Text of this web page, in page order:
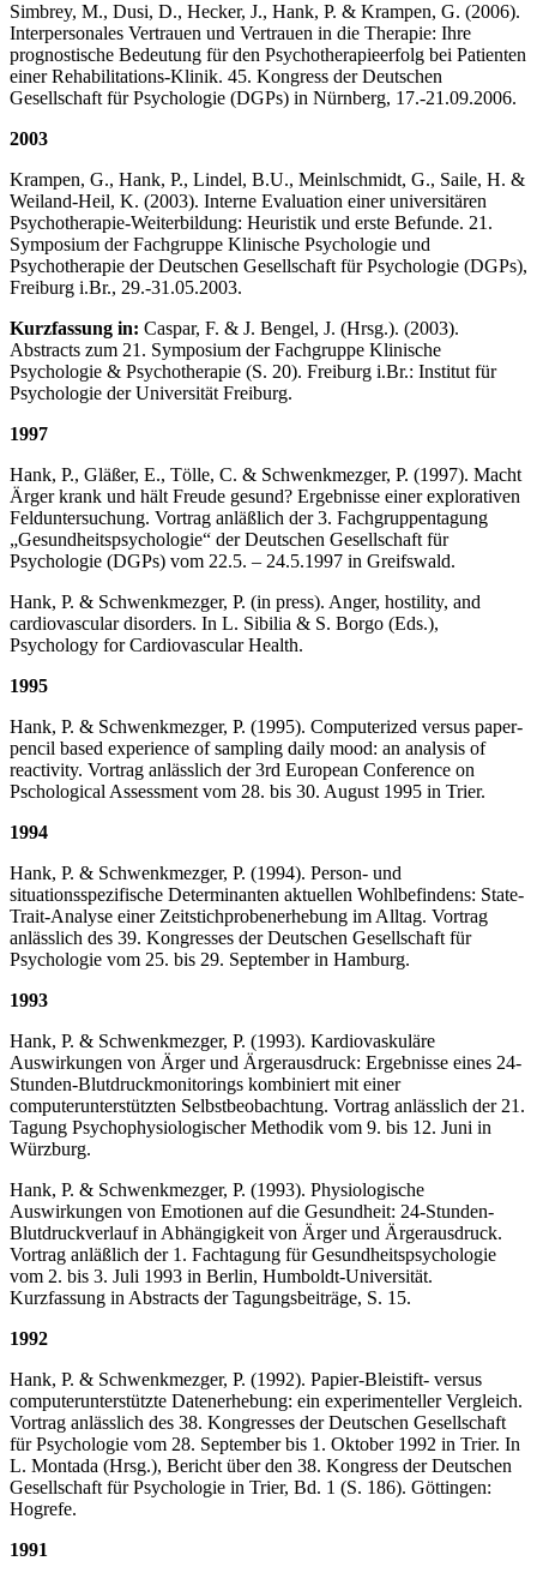
Simbrey, M., Dusi, D., Hecker, J., Hank, P. & Krampen, G. (2006).
Interpersonales Vertrauen und Vertrauen in die Therapie: Ihre
prognostische Bedeutung für den Psychotherapie­er­folg bei Patienten
einer Rehabilita­ti­ons-Klinik. 45. Kongress der Deutschen
Gesellschaft für Psychologie (DGPs) in Nürnberg, 17.-21.09.2006.
2003
Krampen, G., Hank, P., Lindel, B.U., Meinlschmidt, G., Saile, H. &
Weiland-Heil, K. (2003). Interne Eva­luation einer universitären
Psychotherapie-Weiterbildung: Heuristik und erste Befunde. 21.
Symposium der Fachgruppe Klinische Psychologie und
Psychotherapie der Deutschen Gesellschaft für Psychologie (DGPs),
Freiburg i.Br., 29.-31.05.2003.
Kurzfassung in: Caspar, F. & J. Bengel, J. (Hrsg.). (2003).
Abstracts zum 21. Symposium der Fach­gruppe Klinische
Psychologie & Psychotherapie (S. 20). Freiburg i.Br.: Institut für
Psychologie der Universität Freiburg.
1997
Hank, P., Gläßer, E., Tölle, C. & Schwenkmezger, P. (1997). Macht
Ärger krank und hält Freude gesund? Ergebnisse einer explorativen
Felduntersuchung. Vortrag anläßlich der 3. Fachgruppentagung
„Gesundheitspsychologie“ der Deutschen Gesellschaft für
Psycholo­gie (DGPs) vom 22.5. – 24.5.1997 in Greifswald.
Hank, P. & Schwenkmezger, P. (in press). Anger, hostility, and
cardiovascular disorders. In L. Sibilia & S. Borgo (Eds.),
Psychology for Cardiovascular Health.
1995
Hank, P. & Schwenkmezger, P. (1995). Computerized versus paper-
pencil based experience of sampling daily mood: an analysis of
reactivity. Vortrag anlässlich der 3rd European Conference on
Pschological Assessment vom 28. bis 30. August 1995 in Trier.
1994
Hank, P. & Schwenkmezger, P. (1994). Person- und
situationsspezifische Determinanten aktuellen Wohlbefindens: State-
Trait-Analyse einer Zeitstichprobenerhebung im Alltag. Vortrag
anlässlich des 39. Kongresses der Deutschen Gesellschaft für
Psychologie vom 25. bis 29. September in Hamburg.
1993
Hank, P. & Schwenkmezger, P. (1993). Kardiovaskuläre
Auswirkungen von Ärger und Är­gerausdruck: Ergebnisse eines 24-
Stunden-Blutdruckmonitorings kombiniert mit einer
computerunterstützten Selbstbeobachtung. Vortrag anlässlich der 21.
Tagung Psycho­phy­siologischer Methodik vom 9. bis 12. Juni in
Würzburg.
Hank, P. & Schwenkmezger, P. (1993). Physiologische
Auswirkungen von Emotionen auf die Gesundheit: 24-Stunden-
Blutdruckverlauf in Abhängigkeit von Ärger und Ärgerausdruck.
Vortrag anläßlich der 1. Fachtagung für Gesundheitspsychologie
vom 2. bis 3. Juli 1993 in Berlin, Humboldt-Universität.
Kurzfassung in Abstracts der Tagungsbeiträge, S. 15.
1992
Hank, P. & Schwenkmezger, P. (1992). Papier-Bleistift- versus
computerunterstützte Daten­erhebung: ein experimenteller Vergleich.
Vortrag anlässlich des 38. Kongresses der Deut­schen Gesellschaft
für Psychologie vom 28. September bis 1. Oktober 1992 in Trier. In
L. Montada (Hrsg.), Bericht über den 38. Kongress der Deutschen
Gesellschaft für Psy­cho­logie in Trier, Bd. 1 (S. 186). Göttingen:
Hogrefe.
1991